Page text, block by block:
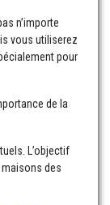
n’importe
vous utiliserez
pour
de la
L’objectif
des